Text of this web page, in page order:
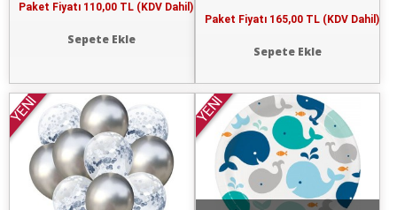
Paket Fiyatı 110,00 TL (KDV Dahil)
Sepete Ekle
Paket Fiyatı 165,00 TL (KDV Dahil)
Sepete Ekle
YENİ YENİ